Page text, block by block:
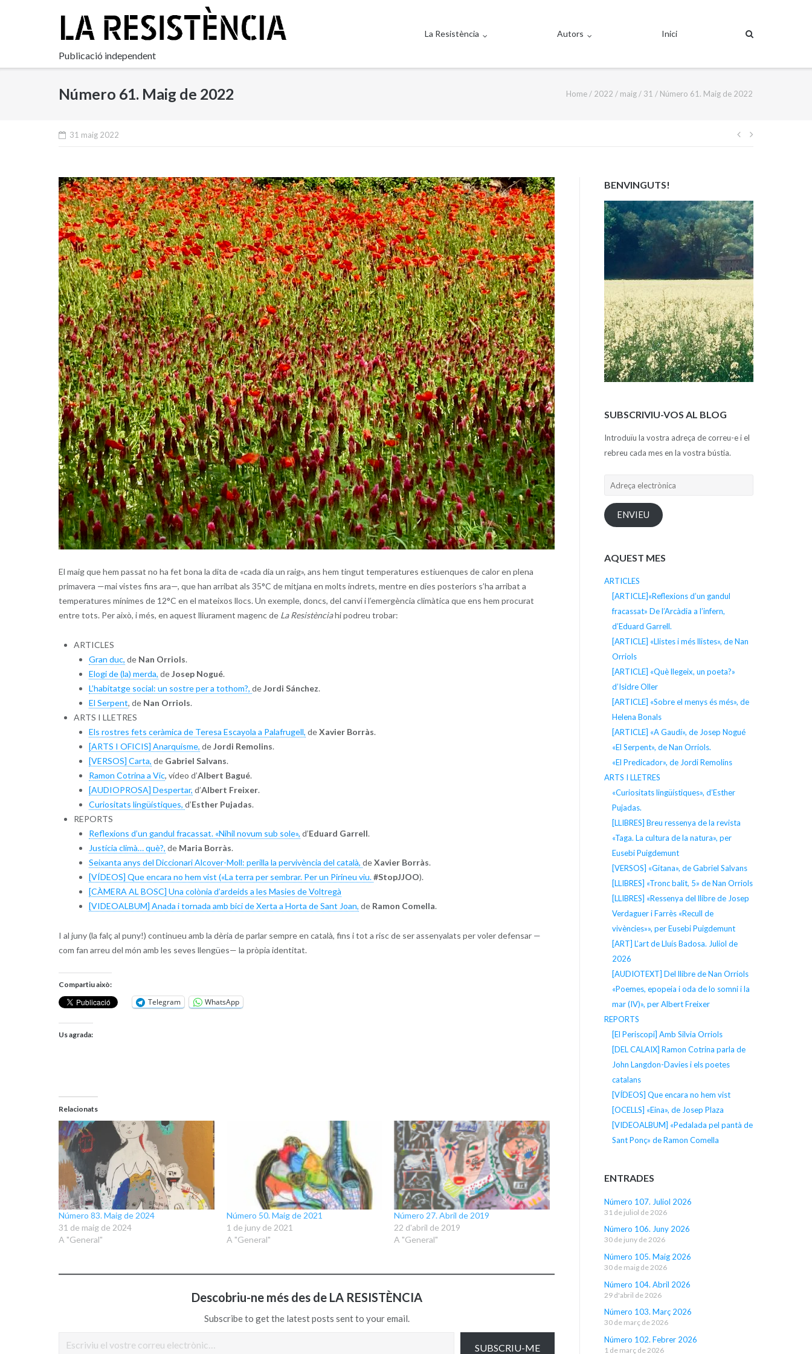
Publicació independent
La Resistència Autors Inici
Número 61. Maig de 2022 Home/ 2022 / maig/ 31 / Número 61. Maig de 2022
31 maig 2022
Navegació
El maig que hem passat no ha fet bona la dita de «cada dia un raig», ans hem tingut temperatures estiuenques de calor en plena
primavera —mai vistes fins ara—, que han arribat als 35°C de mitjana en molts indrets, mentre en dies posteriors s’ha arribat a
temperatures mínimes de 12°C en el mateixos llocs. Un exemple, doncs, del canvi i l’emergència climàtica que ens hem procurat
entre tots. Per això, i més, en aquest lliurament magenc de La Resistènciahi podreu trobar:
ARTICLES
Gran duc, de Nan Orriols.
Elogi de (la) merda, deJosep Nogué.
L’habitatge social: un sostre per a tothom?, deJordi Sánchez.
El Serpent, de Nan Orriols.
ARTS I LLETRES
Els rostres fets ceràmica de Teresa Escayola a Palafrugell, deXavier Borràs.
[ARTS I OFICIS] Anarquisme, deJordi Remolins.
[VERSOS] Carta, de Gabriel Salvans.
Ramon Cotrina a Vic, vídeo d’Albert Bagué.
[AUDIOPROSA] Despertar, d’Albert Freixer.
Curiositats lingüístiques, d’Esther Pujadas.
REPORTS
Reflexions d’un gandul fracassat. «Nihil novum sub sole», d’Eduard Garrell.
Justícia climà… què?, de Maria Borràs.
Seixanta anys del Diccionari Alcover-Moll: perilla la pervivència del català, deXavier Borràs.
[VÍDEOS] Que encara no hem vist («La terra per sembrar. Per un Pirineu viu.#StopJJOO).
[CÀMERA AL BOSC] Una colònia d’ardeids a les Masies de Voltregà
[VIDEOALBUM] Anada i tornada amb bici de Xerta a Horta de Sant Joan, de Ramon Comella.
I al juny (la falç al puny!) continueu amb la dèria de parlar sempre en català, fins i tot a risc de ser assenyalats per voler defensar —
com fan arreu del món amb les seves llengües— la pròpia identitat.
Compartiu això:
Telegram WhatsApp
Us agrada:
Relacionats
Número 83. Maig de 2024
31 de maig de 2024
A "General"
Número 50. Maig de 2021
1 de juny de 2021
A "General"
Número 27. Abril de 2019
22 d'abril de 2019
A "General"
Descobriu-ne més des de LA RESISTÈNCIA
Subscribe to get the latest posts sent to your email.
SUBSCRIU-ME
BENVINGUTS!
SUBSCRIVIU-VOS AL BLOG
Introduïu la vostra adreça de correu-e i el
rebreu cada mes en la vostra bústia.
Adreça
ENVIEU
AQUEST MES
ARTICLES
[ARTICLE]«Reflexions d’un gandul
fracassat» De l’Arcàdia a l’infern,
d’Eduard Garrell.
[ARTICLE] «Llistes i més llistes», de Nan
Orriols
[ARTICLE] «Què llegeix, un poeta?»
d’Isidre Oller
[ARTICLE] «Sobre el menys és més», de
Helena Bonals
[ARTICLE] «A Gaudí», de Josep Nogué
«El Serpent», de Nan Orriols.
«El Predicador», de Jordi Remolins
ARTS I LLETRES
«Curiositats lingüístiques», d’Esther
Pujadas.
[LLIBRES] Breu ressenya de la revista
«Taga. La cultura de la natura», per
Eusebi Puigdemunt
[VERSOS] «Gitana», de Gabriel Salvans
[LLIBRES] «Tronc balit, 5» de Nan Orriols
[LLIBRES] «Ressenya del llibre de Josep
Verdaguer i Farrès «Recull de
vivències»», per Eusebi Puigdemunt
[ART] L’art de Lluís Badosa. Juliol de
2026
[AUDIOTEXT] Del llibre de Nan Orriols
«Poemes, epopeia i oda de lo somni i la
mar (IV)», per Albert Freixer
REPORTS
[El Periscopi] Amb Silvia Orriols
[DEL CALAIX] Ramon Cotrina parla de
John Langdon-Davies i els poetes
catalans
[VÍDEOS] Que encara no hem vist
[OCELLS] «Eina», de Josep Plaza
[VIDEOALBUM] «Pedalada pel pantà de
Sant Ponç» de Ramon Comella
ENTRADES
Número 107. Juliol 2026
31 de juliol de 2026
Número 106. Juny 2026
30 de juny de 2026
Número 105. Maig 2026
30 de maig de 2026
Número 104. Abril 2026
29 d'abril de 2026
Número 103. Març 2026
30 de març de 2026
Número 102. Febrer 2026
1 de març de 2026